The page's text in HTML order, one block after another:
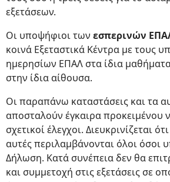
εξετάσεων.
Οι υποψήφιοι των εσπερινών
κοινά Εξεταστικά Κέντρα με τους
ημερησίων ΕΠΑΛ στα ίδια
στην ίδια αίθουσα.
Οι παραπάνω καταστάσεις και τα
αποσταλούν έγκαιρα προκειμένου
σχετικοί έλεγχοι. Διευκρινίζεται
αυτές περιλαμβάνονται όλοι όσοι
Δήλωση. Κατά συνέπεια δεν θα
και συμμετοχή στις εξετάσεις σε